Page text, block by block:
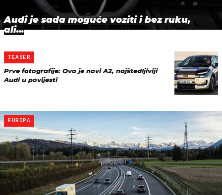
Audi je sada moguće voziti i bez ruku,
ali...
TEASER
Prve fotografije: Ovo je novi A2, najštedljiviji
Audi u povijesti
EUROPA